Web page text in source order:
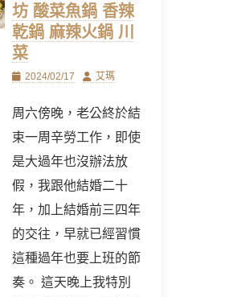
坊 酸菜魚鍋 香辣
乾鍋 麻辣火鍋 川
菜
Posted2024/02/17 Author
艾瑪
周六傍晚，老公終於結
束一周辛勞工作，即使
是大過年也沒辦法放
假，我跟他結婚二十
年，加上結婚前三四年
的交往，早就已經習慣
這種過年也要上班的節
奏。 這天晚上我特別